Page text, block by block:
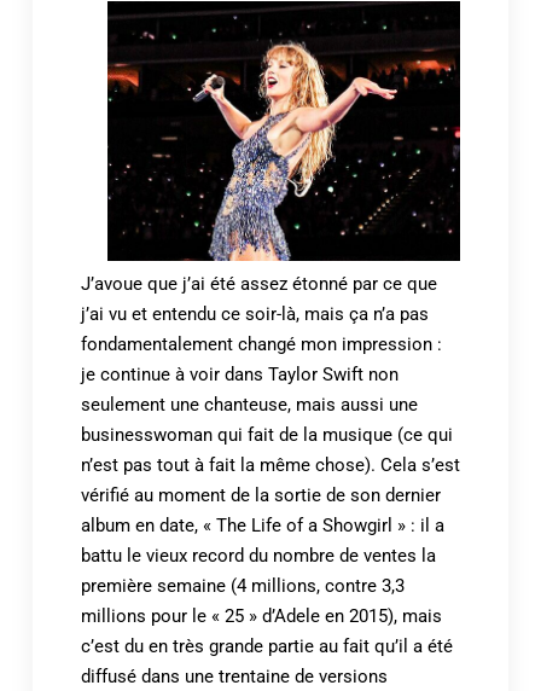
J’avoue que j’ai été assez étonné par ce que
j’ai vu et entendu ce soir-là, mais ça n’a pas
fondamentalement changé mon impression :
je continue à voir dans Taylor Swift non
seulement une chanteuse, mais aussi une
businesswoman qui fait de la musique (ce qui
n’est pas tout à fait la même chose). Cela s’est
vérifié au moment de la sortie de son dernier
album en date, « The Life of a Showgirl » : il a
battu le vieux record du nombre de ventes la
première semaine (4 millions, contre 3,3
millions pour le « 25 » d’Adele en 2015), mais
c’est du en très grande partie au fait qu’il a été
diffusé dans une trentaine de versions